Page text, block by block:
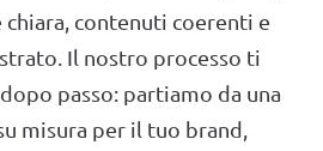
chiara, contenuti coerenti e
Il nostro processo ti
passo: partiamo da una
misura per il tuo brand,